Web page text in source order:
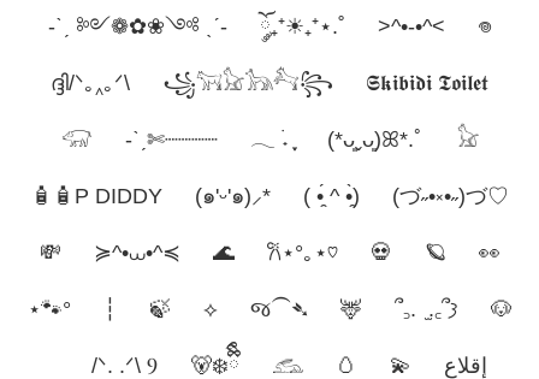
-ˋˏ ༻❁✿❀༺ ˎˊ- ོ༘₊⁺☀︎₊⁺⋆.˚ >^•-•^< 𖦹
ദ്ദി/ᐠ｡‸｡ᐟ\ ꧁𓃙𓃠𓃥𓃚꧂ 𝕾𝖐𝖎𝖇𝖎𝖉𝖎 𝕿𝖔𝖎𝖑𝖊𝖙
𓃟 -ˋˏ✄┈┈┈┈ 𓂃 ࣪˖ ִֶָ (*ᴗ͈ˬᴗ͈)ꕤ*.ﾟ 𓃠
🧴🧴P DIDDY (๑'ᵕ'๑)⸝* ( •̯́ ^ •̯̀) (づ˶•༝•˶)づ♡
💸 ≽^•⩊•^≼ 🌊 𐙚⋆°｡⋆♡ 💀 🪐 👀
⋆🐾° ┆ 🍃 ⟡ જ⁀➴ 🦌 ՞꜆. ̫.꜀՞𐦯 🐶
/ᐠ. .ᐟ\ Ⳋ 🐻‍❄️ྀིྀི 𓃹 🥚 💫 إقلاع